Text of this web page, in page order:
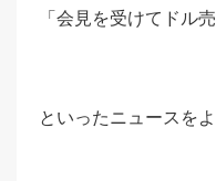
「会見を受けてドル
といったニュースを